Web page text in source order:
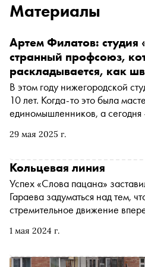
Материалы
29 мая 2025 г.
Артем Филатов: студия
странный профсоюз,
раскладывается, как
В этом году нижегородской
10 лет. Когда-то это была
единомышленников, а
в Нижнем Новгороде. Здесь
произведений искусства и
«Тихая» поддерживает
научными исследованиями
основателем студии,
«Сноб» подводит итоги
объясняет, как она устроена
1 мая 2024 г.
Кольцевая линия
Успех «Слова пацана»
Гараева задуматься над тем,
стремительное движение